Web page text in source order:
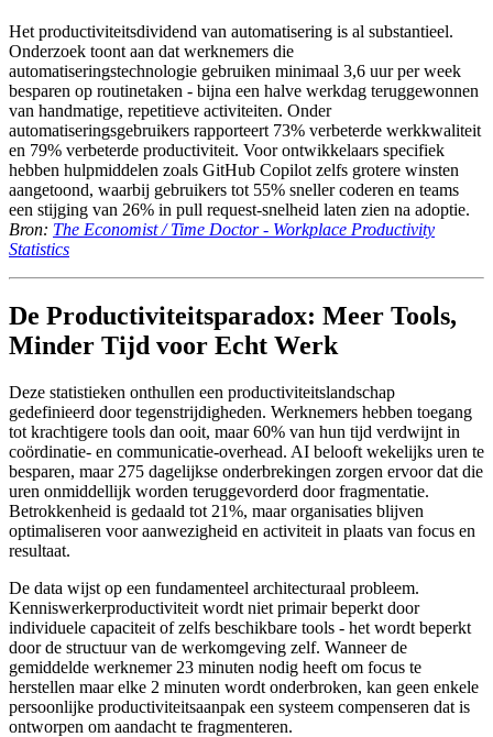
Het productiviteitsdividend van automatisering is al substantieel.
Onderzoek toont aan dat werknemers die
automatiseringstechnologie gebruiken minimaal 3,6 uur per week
besparen op routinetaken - bijna een halve werkdag teruggewonnen
van handmatige, repetitieve activiteiten. Onder
automatiseringsgebruikers rapporteert 73% verbeterde werkkwaliteit
en 79% verbeterde productiviteit. Voor ontwikkelaars specifiek
hebben hulpmiddelen zoals GitHub Copilot zelfs grotere winsten
aangetoond, waarbij gebruikers tot 55% sneller coderen en teams
een stijging van 26% in pull request-snelheid laten zien na adoptie.
Bron: The Economist / Time Doctor - Workplace Productivity
Statistics
De Productiviteitsparadox: Meer Tools,
Minder Tijd voor Echt Werk
Deze statistieken onthullen een productiviteitslandschap
gedefinieerd door tegenstrijdigheden. Werknemers hebben toegang
tot krachtigere tools dan ooit, maar 60% van hun tijd verdwijnt in
coördinatie- en communicatie-overhead. AI belooft wekelijks uren te
besparen, maar 275 dagelijkse onderbrekingen zorgen ervoor dat die
uren onmiddellijk worden teruggevorderd door fragmentatie.
Betrokkenheid is gedaald tot 21%, maar organisaties blijven
optimaliseren voor aanwezigheid en activiteit in plaats van focus en
resultaat.
De data wijst op een fundamenteel architecturaal probleem.
Kenniswerkerproductiviteit wordt niet primair beperkt door
individuele capaciteit of zelfs beschikbare tools - het wordt beperkt
door de structuur van de werkomgeving zelf. Wanneer de
gemiddelde werknemer 23 minuten nodig heeft om focus te
herstellen maar elke 2 minuten wordt onderbroken, kan geen enkele
persoonlijke productiviteitsaanpak een systeem compenseren dat is
ontworpen om aandacht te fragmenteren.